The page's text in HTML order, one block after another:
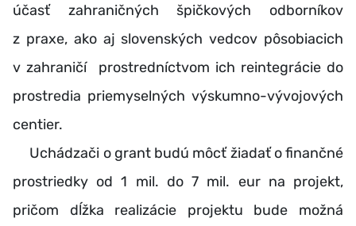
účasť zahraničných špičkových odborníkov
z praxe, ako aj slovenských vedcov pôsobiacich
v zahraničí prostredníctvom ich reintegrácie do
prostredia priemyselných výskumno-vývojových
centier.
Uchádzači o grant budú môcť žiadať o finančné
prostriedky od 1 mil. do 7 mil. eur na projekt,
pričom dĺžka realizácie projektu bude možná